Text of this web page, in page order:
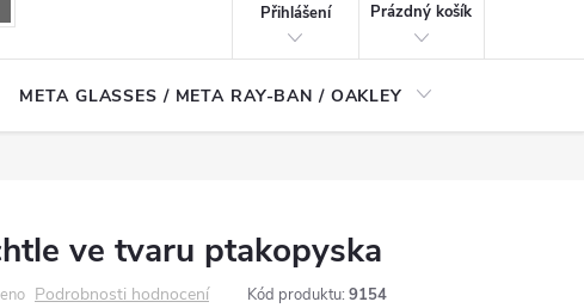
Přihlášení
Prázdný košík
META GLASSES / META RAY-BAN / OAKLEY
ve tvaru ptakopyska
Podrobnosti hodnocení Kód produktu: 9154